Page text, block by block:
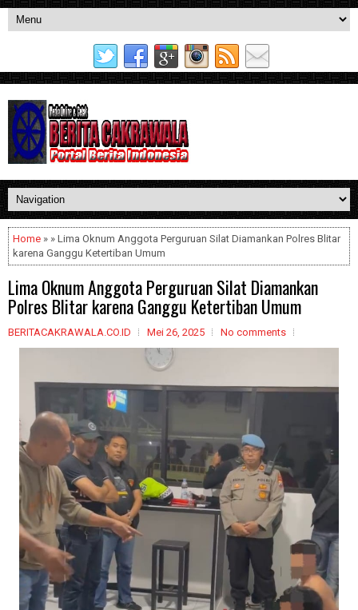
Home » » Lima Oknum Anggota Perguruan Silat Diamankan Polres Blitar
karena Ganggu Ketertiban Umum
Lima Oknum Anggota Perguruan Silat Diamankan
Polres Blitar karena Ganggu Ketertiban Umum
BERITACAKRAWALA.CO.ID Mei 26, 2025 No comments